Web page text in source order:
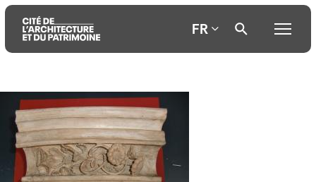
Aller
au
contenu
principal
Aller
au
menu
principal
Aller
recherche
FR